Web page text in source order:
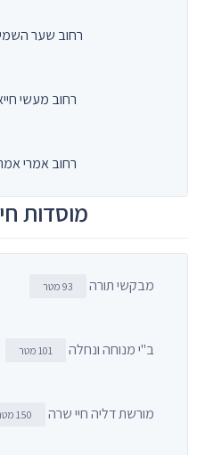
רחוב שער
רחוב מעשי
רחוב אמרי
מוסדות
מבקשי תורה 93 מטר
ב"י מנוחה ונחלה 101 מטר
מורשת דליה חיי שרה 150 מטר